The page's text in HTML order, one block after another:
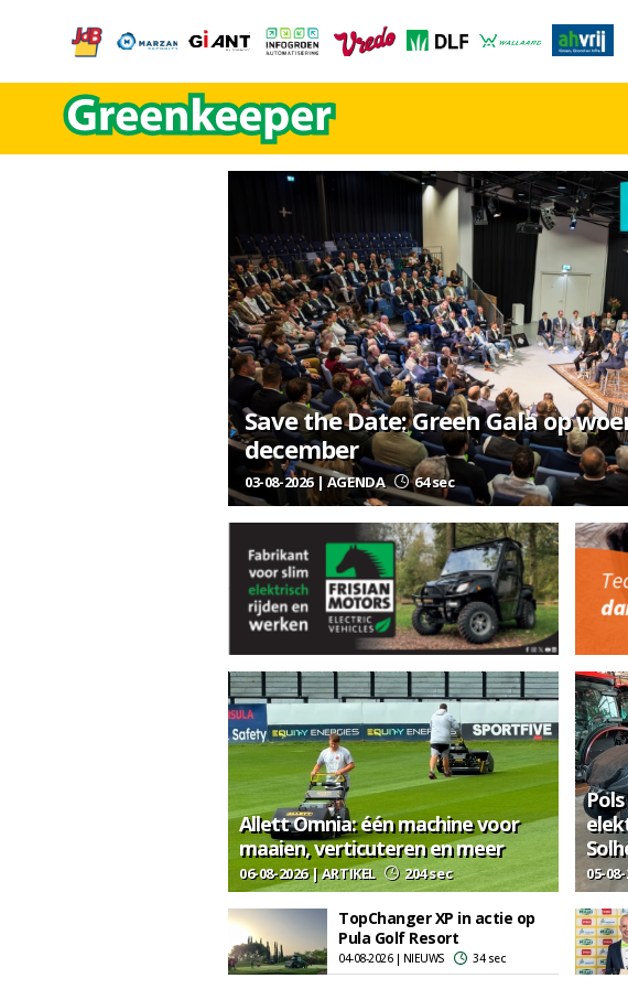
Save the Date: Green Gala op
december
03-08-2026 | AGENDA 64 sec
Allett Omnia: één machine voor
maaien, verticuteren en meer
06-08-2026 | ARTIKEL 204 sec 05-
TopChanger XP in actie op
Pula Golf Resort
04-08-2026 | NIEUWS 34 sec